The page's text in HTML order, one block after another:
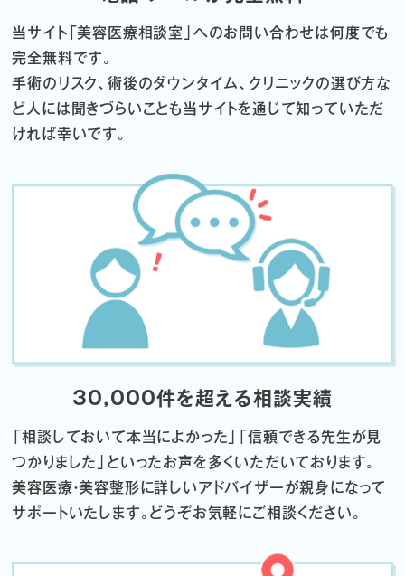
当サイト「美容医療相談室」へのお問い合わせは何度でも
完全無料です。
手術のリスク、術後のダウンタイム、クリニックの選び方な
ど 人には聞きづらいことも当サイトを通じて知っていただ
ければ幸いです。
30,000件を超える相談実績
「相談しておいて本当によかった」「信頼できる先生が見
つかりました」 といったお声を多くいただいております。
美容医療・美容整形に詳しいアドバイザーが親身になって
サポートいたします。 どうぞお気軽にご相談ください。